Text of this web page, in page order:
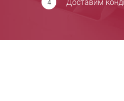
Доставим